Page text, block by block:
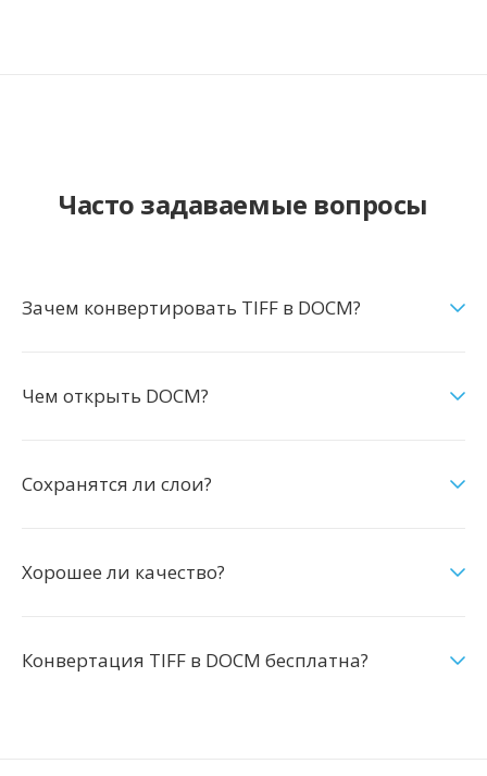
Часто задаваемые вопросы
Зачем конвертировать TIFF в DOCM?
Чем открыть DOCM?
Сохранятся ли слои?
Хорошее ли качество?
Конвертация TIFF в DOCM бесплатна?